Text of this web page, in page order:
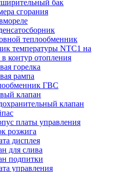
бак
сгорания
теплообменник
температуры NTC1 на
в контур отопления
горелка
рампа
ГВС
клапан
клапан
платы управления
розжига
дисплея
для слива
подпитки
управления